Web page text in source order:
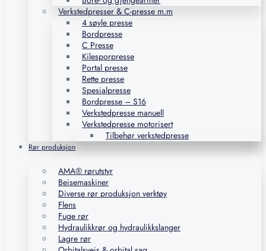
Verkstedpresser & C-presse m.m
4 søyle presse
Bordpresse
C Presse
Kilesporpresse
Portal presse
Rette presse
Spesialpresse
Bordpresse – S16
Verkstedpresse manuell
Verkstedpresse motorisert
Tilbehør verkstedpresse
Rør produksjon
AMA® rørutstyr
Beisemaskiner
Diverse rør produksjon verktøy
Flens
Fuge rør
Hydraulikkrør og hydraulikkslanger
Lagre rør